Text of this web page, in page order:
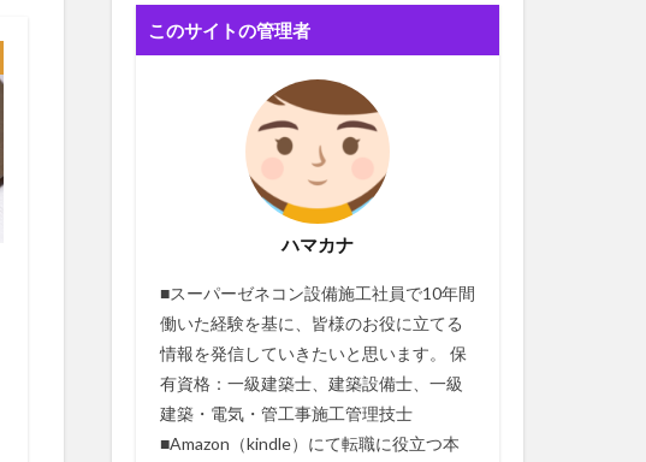
このサイトの管理者
ハマカナ
■スーパーゼネコン設備施工社員で10年間
働いた経験を基に、皆様のお役に立てる
情報を発信していきたいと思います。 保
有資格：一級建築士、建築設備士、一級
建築・電気・管工事施工管理技士
■Amazon（kindle）にて転職に役立つ本